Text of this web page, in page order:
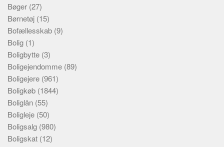
Bøger (27)
Børnetøj (15)
Bofællesskab (9)
Bolig (1)
Boligbytte (3)
Boligejendomme (89)
Boligejere (961)
Boligkøb (1844)
Boliglån (55)
Boligleje (50)
Boligsalg (980)
Boligskat (12)